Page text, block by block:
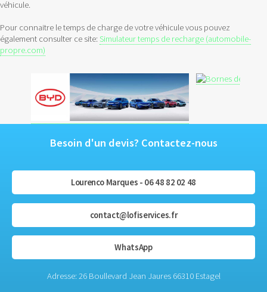
véhicule.
Pour connaitre le temps de charge de votre véhicule vous pouvez
également consulter ce site: Simulateur temps de recharge (automobile-
propre.com)
Besoin d'un devis? Contactez-nous
Lourenco Marques - 06 48 82 02 48
contact@lofiservices.fr
WhatsApp
Adresse: 26 Boullevard Jean Jaures 66310 Estagel